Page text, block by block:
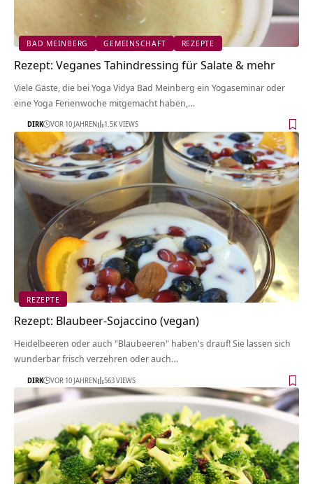
BAD MEINBERG GEMEINSCHAFT REZEPTE
Rezept: Veganes Tahindressing für Salate & mehr
Viele Gäste, die bei Yoga Vidya Bad Meinberg ein Yogaseminar oder
eine Yoga Ferienwoche mitgemacht haben,…
DIRK VOR 10 JAHREN 1.5K VIEWS
REZEPTE
Rezept: Blaubeer-Sojaccino (vegan)
Heidelbeeren oder auch "Blaubeeren" haben's drauf! Sie lassen sich
wunderbar frisch verzehren oder auch…
DIRK VOR 10 JAHREN 563 VIEWS